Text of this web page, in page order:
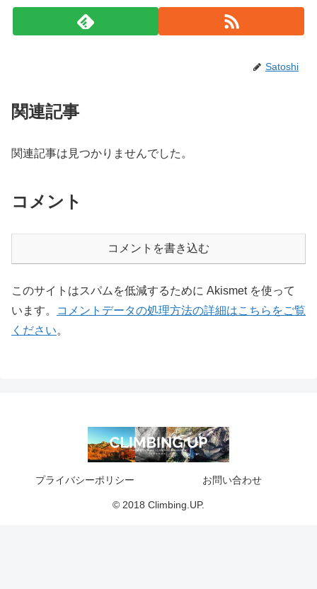
Satoshi
関連記事
関連記事は見つかりませんでした。
コメント
コメントを書き込む
このサイトはスパムを低減するために Akismet を使って
います。
コメントデータの処理方法の詳細はこちらをご覧
ください。
プライバシーポリシー お問い合わせ
© 2018 Climbing.UP.